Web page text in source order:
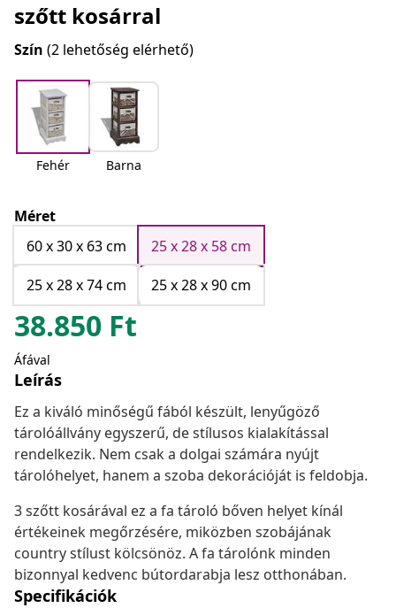
szőtt kosárral
Szín (2 lehetőség elérhető)
Fehér Barna
Méret
60 x 30 x 63 cm
25 x 28 x 58 cm
25 x 28 x 74 cm
25 x 28 x 90 cm
38.850 Ft
Áfával
Leírás
Ez a kiváló minőségű fából készült, lenyűgöző
tárolóállvány egyszerű, de stílusos kialakítással
rendelkezik. Nem csak a dolgai számára nyújt
tárolóhelyet, hanem a szoba dekorációját is feldobja.
3 szőtt kosárával ez a fa tároló bőven helyet kínál
értékeinek megőrzésére, miközben szobájának
country stílust kölcsönöz. A fa tárolónk minden
bizonnyal kedvenc bútordarabja lesz otthonában.
Specifikációk